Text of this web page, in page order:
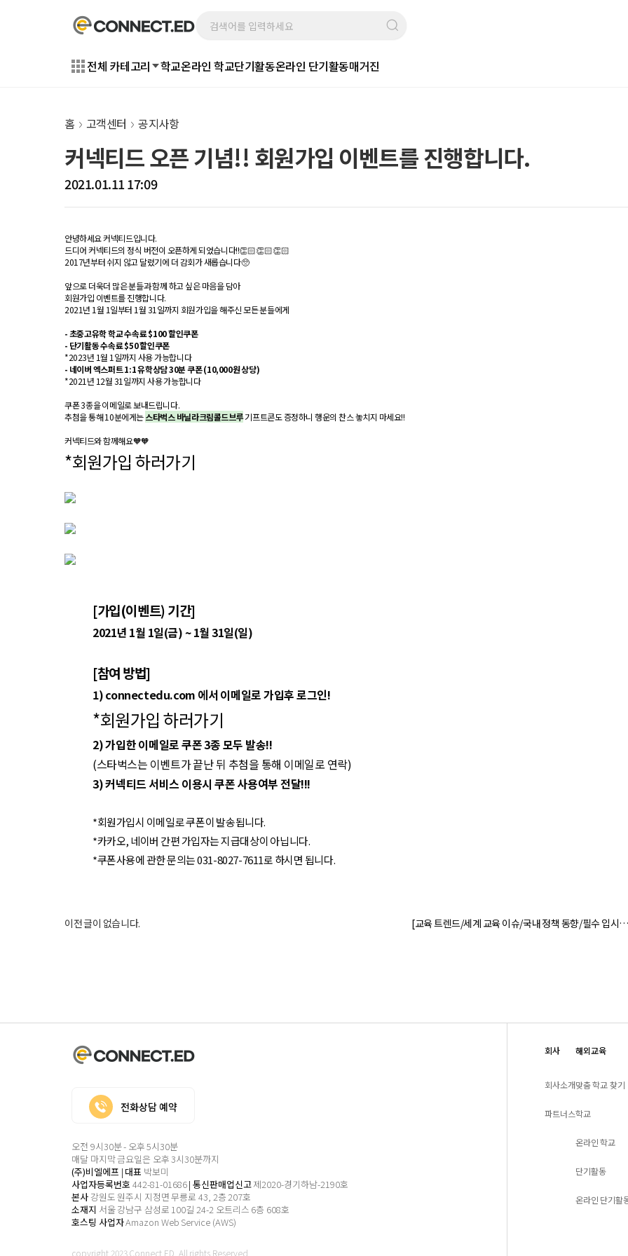
전체 카테고리 학교온라인 학교단기활동온라인 단기활동매거진
홈 고객센터 공지사항
커넥티드 오픈 기념!! 회원가입 이벤트를 진행합니다.
2021.01.11 17:09
안녕하세요 커넥티드입니다.
드디어 커넥티드의 정식 버전이 오픈하게 되었습니다!!👏🏻👏🏻👏🏻
2017년부터 쉬지 않고 달렸기에 더 감회가 새롭습니다🥺
앞으로 더욱더 많은 분들과 함께 하고 싶은 마음을 담아
회원가입 이벤트를 진행합니다.
2021년 1월 1일부터 1월 31일까지 회원가입을 해주신 모든 분들에게
- 초중고유학 학교 수속료 $100 할인쿠폰
- 단기활동 수속료 $50 할인쿠폰
*2023년 1월 1일까지 사용 가능합니다
- 네이버 엑스퍼트 1:1 유학상담 30분 쿠폰 (10,000원 상당)
*2021년 12월 31일까지 사용 가능합니다
쿠폰 3종을 이메일로 보내드립니다.
추첨을 통해 10분에게는 스타벅스 바닐라크림콜드브루 기프트콘도 증정하니 행운의 찬스 놓치지 마세요!!
커넥티드와함께해요🧡🧡
*회원가입 하러가기
[가입(이벤트) 기간]
2021년 1월 1일(금) ~ 1월 31일(일)
[참여 방법]
1) connectedu.com 에서 이메일로 가입후 로그인!
*회원가입 하러가기
2) 가입한 이메일로 쿠폰 3종 모두 발송!!
(스타벅스는 이벤트가 끝난 뒤 추첨을 통해 이메일로 연락)
3) 커넥티드 서비스 이용시 쿠폰 사용여부 전달!!!
*회원가입시 이메일로 쿠폰이 발송됩니다.
*카카오, 네이버 간편 가입자는 지급대상이 아닙니다.
*쿠폰사용에 관한 문의는 031-8027-7611로 하시면 됩니다.
이전 글이 없습니다.
[교육 트렌드/세계 교육 이슈/국내 정책 동향/필수 입시
전화상담 예약
오전 9시30분 - 오후 5시30분
매달 마지막 금요일은 오후 3시30분까지
(주)비엘에프 | 대표 박보미
사업자등록번호 442-81-01686| 통신판매업신고제2020-경기하남-2190호
본사 강원도 원주시 지정면 무릉로 43, 2층 207호
소재지 서울 강남구 삼성로 100길 24-2 오트리스 6층 608호
호스팅 사업자Amazon Web Service (AWS)
copyright 2023 Connect.ED. All rights Reserved
회사
회사소개
파트너스
해외교육
맞춤 학교 찾기
학교
온라인 학교
단기활동
온라인 단기활